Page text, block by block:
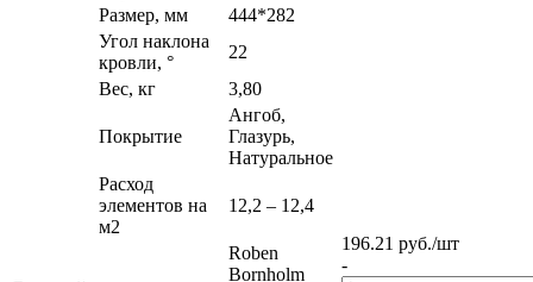
Размер, мм
444*282
Угол наклона
кровли, °
22
Вес, кг
3,80
Покрытие
Ангоб,
Глазурь,
Натуральное
Расход
элементов на
м2
12,2 – 12,4
Roben
Bornholm
196.21 руб./шт
-